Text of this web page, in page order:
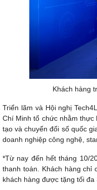
Khách hàng
Triển lãm và Hội nghị
Chí Minh tổ chức nhằm thực
tạo và chuyển đổi số quốc
doanh nghiệp công nghệ,
*Từ nay đến hết tháng 10/
thanh toán. Khách hàng chỉ
khách hàng được tặng tối